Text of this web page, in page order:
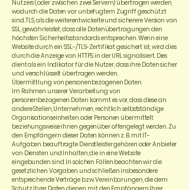
Nutzers (oder zwischen zwei Servern) übertragen werden,
wodurch die Daten vor unbefugtem Zugriff geschützt
sind. TLS, als die weiterentwickelte und sicherere Version von
SSL, gewährleistet, dass alle Datenübertragungen den
höchsten Sicherheitsstandards entsprechen. Wenn eine
Website durch ein SSL-/TLS-Zertifikat gesichert ist, wird dies
durch die Anzeige von HTTPS in der URL signalisiert. Dies
dient als ein Indikator für die Nutzer, dass ihre Daten sicher
und verschlüsselt übertragen werden.
Übermittlung von personenbezogenen Daten
Im Rahmen unserer Verarbeitung von
personenbezogenen Daten kommt es vor, dass diese an
andere Stellen, Unternehmen, rechtlich selbstständige
Organisationseinheiten oder Personen übermittelt
beziehungsweise ihnen gegenüber offengelegt werden. Zu
den Empfängern dieser Daten können z. B. mit IT-
Aufgaben beauftragte Dienstleister gehören oder Anbieter
von Diensten und Inhalten, die in eine Website
eingebunden sind. In solchen Fällen beachten wir die
gesetzlichen Vorgaben und schließen insbesondere
entsprechende Verträge bzw. Vereinbarungen, die dem